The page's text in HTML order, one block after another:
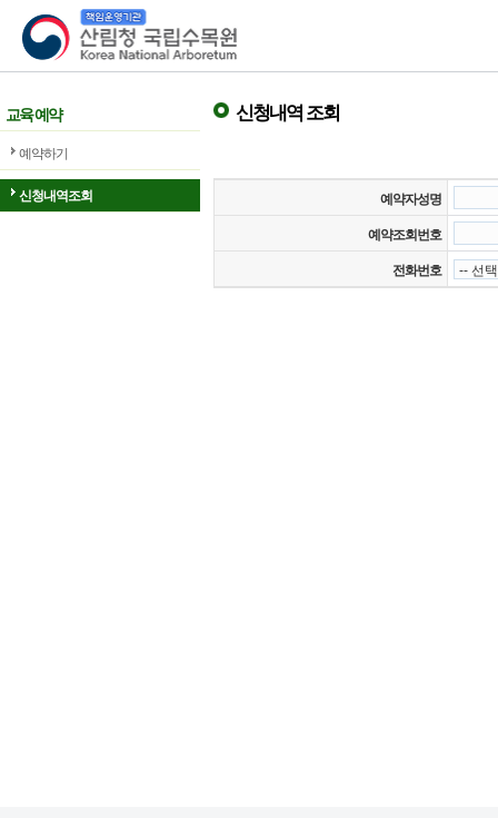
산림청 국립수목원
교육 예약
예약하기
신청내역조회
신청내역 조회
예약자성명
예약조회번호
전화번호